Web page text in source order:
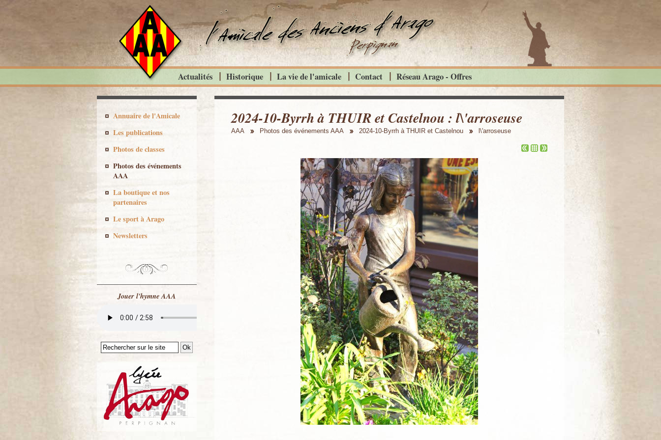
2024-10-Byrrh à THUIR et Castelnou : l\'arroseuse
AAA Photos des événements AAA 2024-10-Byrrh à THUIR et Castelnou l\'arroseuse
Actualités Historique La vie de l'amicale Contact Réseau Arago - Offres
Annuaire de l'Amicale
Les publications
Photos de classes
Photos des événements
AAA
La boutique et nos
partenaires
Le sport à Arago
Newsletters
Jouer l'hymne AAA